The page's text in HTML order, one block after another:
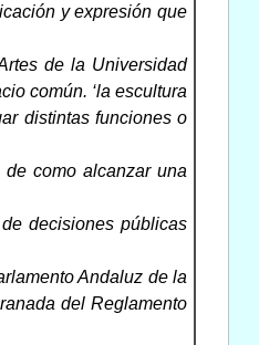
y expresión que
de la Universidad
común. ‘la escultura
distintas funciones o
como alcanzar una
decisiones públicas
Andaluz de la
del Reglamento